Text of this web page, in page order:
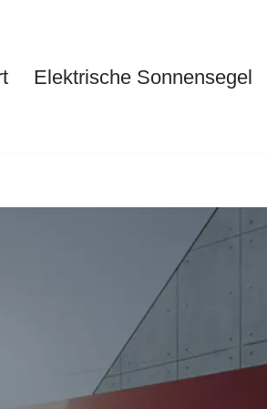
Elektrische Sonnensegel